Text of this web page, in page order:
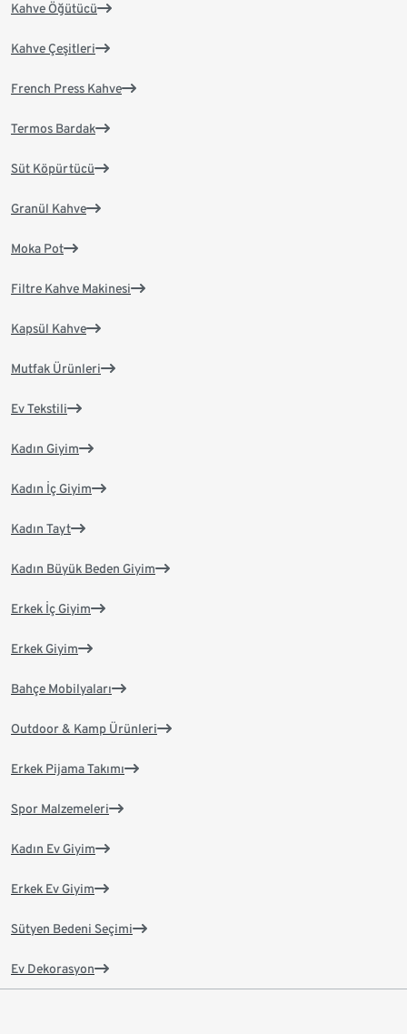
Kahve Öğütücü
Kahve Çeşitleri
French Press Kahve
Termos Bardak
Süt Köpürtücü
Granül Kahve
Moka Pot
Filtre Kahve Makinesi
Kapsül Kahve
Mutfak Ürünleri
Ev Tekstili
Kadın Giyim
Kadın İç Giyim
Kadın Tayt
Kadın Büyük Beden Giyim
Erkek İç Giyim
Erkek Giyim
Bahçe Mobilyaları
Outdoor & Kamp Ürünleri
Erkek Pijama Takımı
Spor Malzemeleri
Kadın Ev Giyim
Erkek Ev Giyim
Sütyen Bedeni Seçimi
Ev Dekorasyon